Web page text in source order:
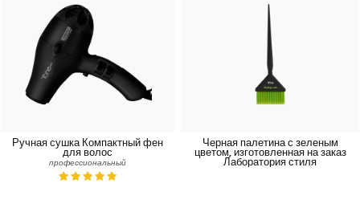
Ручная сушка Компактный фен
для волос
профессиональный
Черная палетина с зеленым
цветом, изготовленная на заказ
Лаборатория стиля